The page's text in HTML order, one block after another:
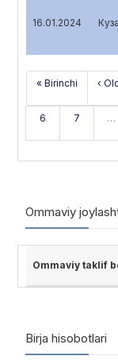
16.01.2024
« Birinchi ‹
6 7 …
Ommaviy
Ommaviy taklif
Birja hisobotlari